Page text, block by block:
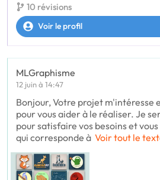
10 révisions
Voir le profil
MLGraphisme
12 juin à 14:47
Bonjour, Votre projet m'intéresse
pour vous aider à le réaliser. Je
pour satisfaire vos besoins et
qui corresponde à Voir tout le